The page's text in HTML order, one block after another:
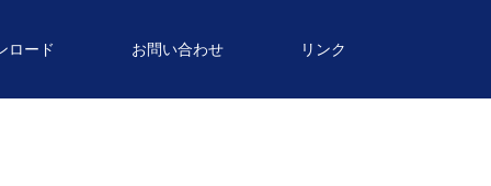
ロード お問い合わせ リンク